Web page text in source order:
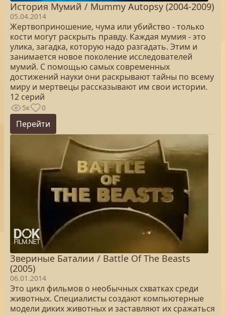
История Мумий / Mummy Autopsy (2004-2009)
05.04.2014
Жертвоприношение, чума или убийство - только
кости могут раскрыть правду. Каждая мумия - это
улика, загадка, которую надо разгадать. Этим и
занимается новое поколение исследователей
мумий. С помощью самых современных
достижений науки они раскрывают тайны по всему
миру и мертвецы рассказывают им свои истории.
12 серий
5к 0
Перейти
Звериные Баталии / Battle Of The Beasts
(2005)
06.01.2014
Это цикл фильмов о необычных схватках среди
животных. Специалисты создают компьютерные
модели диких животных и заставляют их сражаться